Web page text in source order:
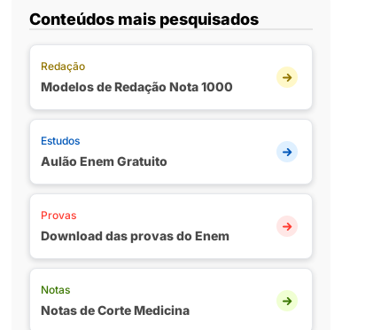
Conteúdos mais pesquisados
Redação
Modelos de Redação Nota 1000
Estudos
Aulão Enem Gratuito
Provas
Download das provas do Enem
Notas
Notas de Corte Medicina